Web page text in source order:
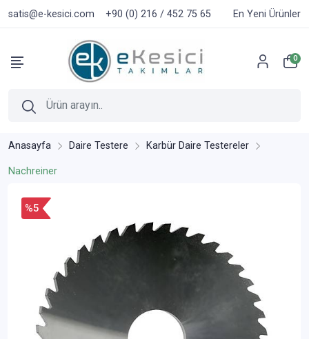
satis@e-kesici.com +90 (0) 216 / 452 75 65 En Yeni Ürünler
0
Anasayfa Daire Testere Karbür Daire Testereler
Nachreiner
%5